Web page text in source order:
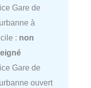
Gare de
à
: non
Gare de
ouvert